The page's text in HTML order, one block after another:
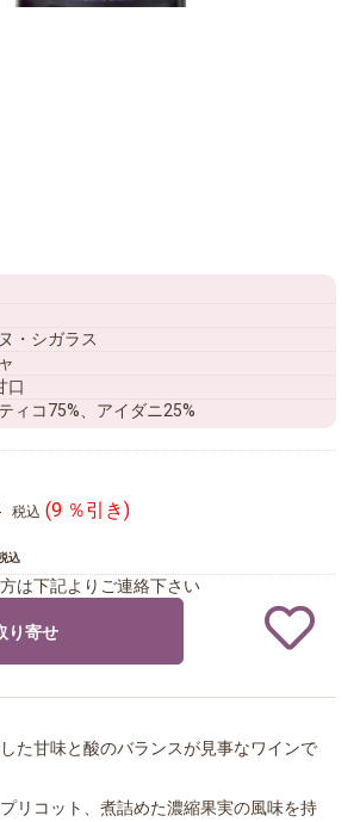
・シガラス
口
ィコ75%、アイダニ25%
税込 (9 ％引き)
込
は下記よりご連絡下さい
り寄せ
た甘味と酸のバランスが見事なワインで
リコット、煮詰めた濃縮果実の風味を持